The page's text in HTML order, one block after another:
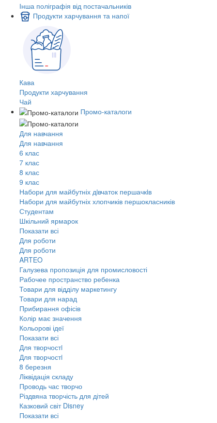
Інша поліграфія від постачальників
Продукти харчування та напої
Кава
Продукти харчування
Чай
Промо-каталоги
Для навчання
Для навчання
6 клас
7 клас
8 клас
9 клас
Набори для майбутніх дiвчаток першачкiв
Набори для майбутніх хлопчиків першокласників
Студентам
Шкільний ярмарок
Показати всі
Для роботи
Для роботи
ARTEO
Галузева пропозиція для промисловості
Рабочее пространство ребенка
Товари для відділу маркетингу
Товари для нарад
Прибирання офісів
Колір має значення
Кольорові ідеї
Показати всі
Для творчостi
Для творчостi
8 березня
Ліквідація складу
Проводь час творчо
Різдвяна творчість для дітей
Казковий світ Disney
Показати всі